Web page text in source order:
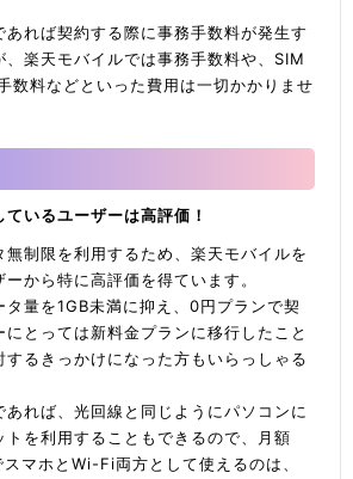
あれば契約する際に事務手数料が発生す
、楽天モバイルでは事務手数料や、SIM
数料などといった費用は一切かかりませ
いるユーザーは高評価！
無制限を利用するため、楽天モバイルを
から特に高評価を得ています。
タ量を1GB未満に抑え、0円プランで契
とっては新料金プランに移行したこと
するきっかけになった方もいらっしゃる
あれば、光回線と同じようにパソコンに
トを利用することもできるので、月額
マホとWi-Fi両方として使えるのは、